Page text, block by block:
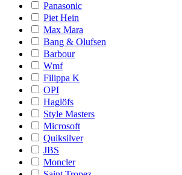
Panasonic
Piet Hein
Max Mara
Bang & Olufsen
Barbour
Wmf
Filippa K
OPI
Haglöfs
Style Masters
Microsoft
Quiksilver
JBS
Moncler